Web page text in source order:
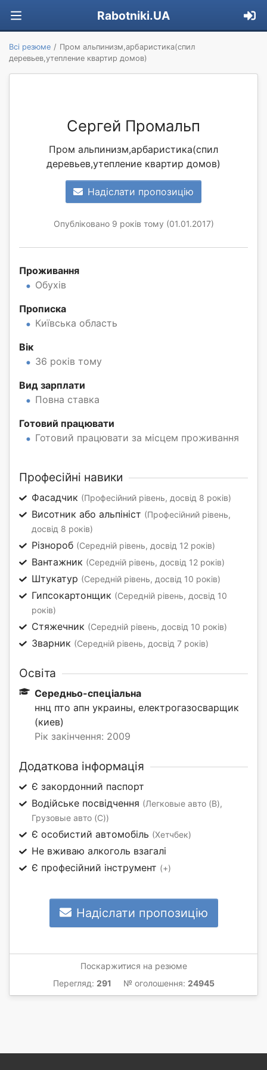
Rabotniki.UA
Всі резюме
Пром альпинизм,арбаристика(спил
деревьев,утепление квартир домов)
Сергей Промальп
Пром альпинизм,арбаристика(спил
деревьев,утепление квартир домов)
Надіслати пропозицію
Опубліковано 9 років тому (01.01.2017)
Проживання
Обухів
Прописка
Київська область
Вік
36 років тому
Вид зарплати
Повна ставка
Готовий працювати
Готовий працювати за місцем проживання
Професійні навики
Фасадчик (Професійний рівень, досвід 8 років)
Висотник або альпініст (Професійний рівень,
досвід 8 років)
Різнороб (Середній рівень, досвід 12 років)
Вантажник (Середній рівень, досвід 12 років)
Штукатур (Середній рівень, досвід 10 років)
Гипсокартонщик (Середній рівень, досвід 10
років)
Стяжечник (Середній рівень, досвід 10 років)
Зварник (Середній рівень, досвід 7 років)
Освіта
Середньо-спеціальна
ннц пто апн украины, електрогазосварщик
(киев)
Рік закінчення: 2009
Додаткова інформація
Є закордонний паспорт
Водійське посвідчення (Легковые авто (B),
Грузовые авто (C))
Є особистий автомобіль (Хетчбек)
Не вживаю алкоголь взагалі
Є професійний інструмент (+)
Надіслати пропозицію
Поскаржитися на резюме
Перегляд: 291 № оголошення: 24945